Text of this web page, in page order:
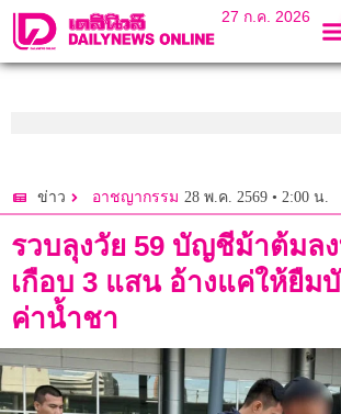
27 ก.ค. 2026
ข่าว อาชญากรรม 28 พ.ค. 2569 • 2:00 น.
รวบลุงวัย 59 บัญชีม้าต้มล
เกือบ 3 แสน อ้างแค่ให้ยื
ค่าน้ำชา